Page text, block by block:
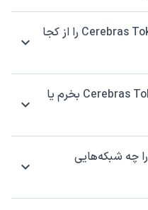
قیمت لحظه‌ای Cerebras Tokenized bStocks را از کجا
چطور می‌توانم Cerebras Tokenized bStocks بخرم یا
Cerebras Tokenized bStocks را چه شبکه‌هایی